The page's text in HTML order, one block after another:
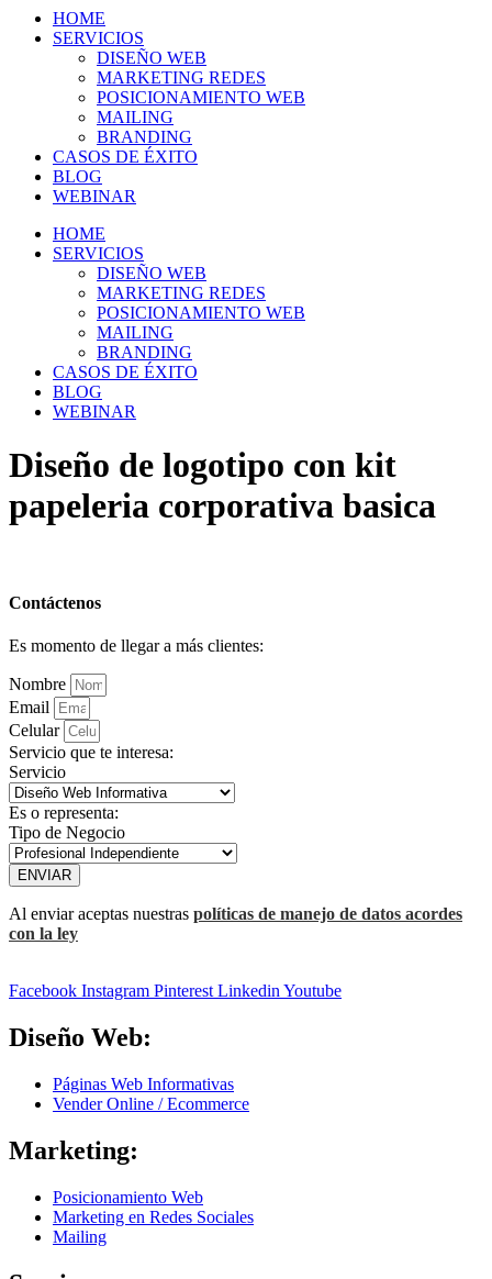
HOME
SERVICIOS
DISEÑO WEB
MARKETING REDES
POSICIONAMIENTO WEB
MAILING
BRANDING
CASOS DE ÉXITO
BLOG
WEBINAR
HOME
SERVICIOS
DISEÑO WEB
MARKETING REDES
POSICIONAMIENTO WEB
MAILING
BRANDING
CASOS DE ÉXITO
BLOG
WEBINAR
Diseño de logotipo con kit
papeleria corporativa basica
Contáctenos
Es momento de llegar a más clientes:
Nombre
Email
Celular
Servicio que te interesa:
Servicio
Es o representa:
Tipo de Negocio
ENVIAR
Al enviar aceptas nuestras políticas de manejo de datos acordes
con la ley
Facebook Instagram Pinterest LinkedinYoutube
Diseño Web:
Páginas Web Informativas
Vender Online / Ecommerce
Marketing:
Posicionamiento Web
Marketing en Redes Sociales
Mailing